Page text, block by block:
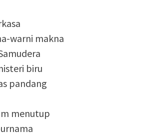
warni makna
biru
pandang
menutup